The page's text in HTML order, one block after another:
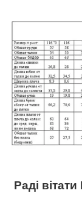
Раді